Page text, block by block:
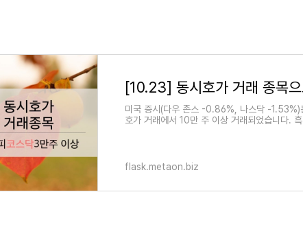
[10.23] 동시호가 거래 종목
미국 증시(다우 존스 -0.86%, 나스닥 -1.53%)
호가 거래에서 10만 주 이상 거래되었습니다.
flask.metaon.biz